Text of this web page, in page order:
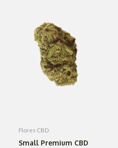
Flores CBD
Small Premium CBD